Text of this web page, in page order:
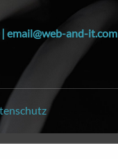
email@web-and-it.com